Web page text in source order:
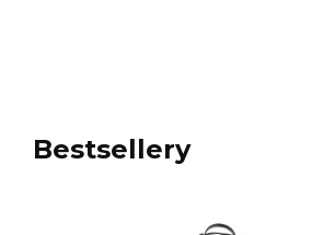
Bestsellery